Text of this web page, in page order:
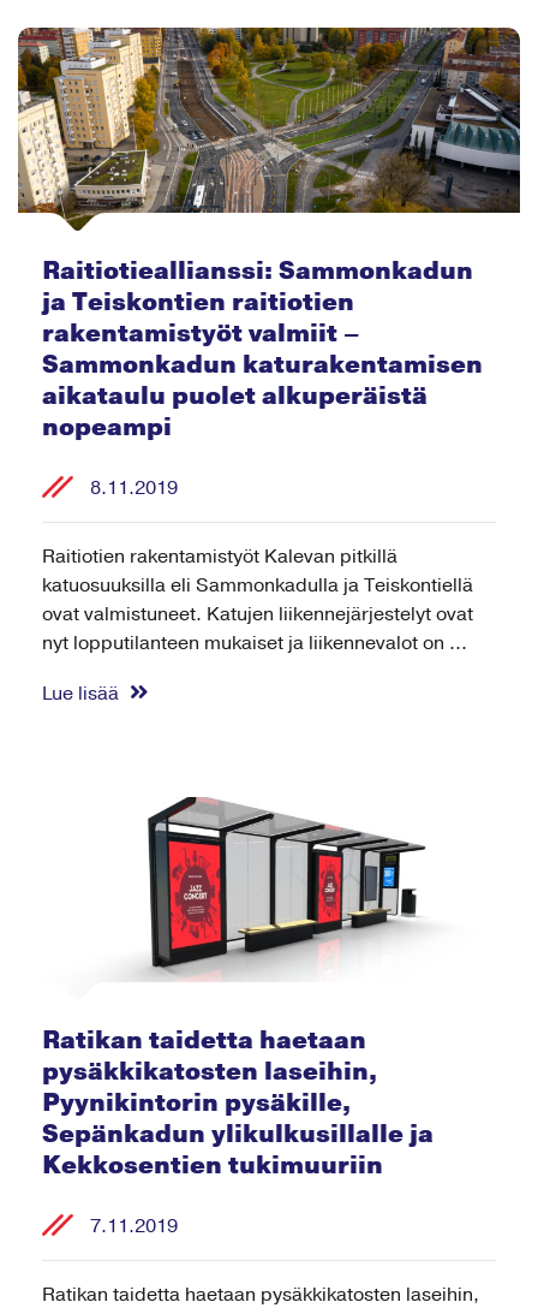
Raitiotieallianssi: Sammonkadun
ja Teiskontien raitiotien
rakentamistyöt valmiit –
Sammonkadun katurakentamisen
aikataulu puolet alkuperäistä
nopeampi
8.11.2019
Raitiotien rakentamistyöt Kalevan pitkillä
katuosuuksilla eli Sammonkadulla ja Teiskontiellä
ovat valmistuneet. Katujen liikennejärjestelyt ovat
nyt lopputilanteen mukaiset ja liikennevalot on ...
Lue lisää
Ratikan taidetta haetaan
pysäkkikatosten laseihin,
Pyynikintorin pysäkille,
Sepänkadun ylikulkusillalle ja
Kekkosentien tukimuuriin
7.11.2019
Ratikan taidetta haetaan pysäkkikatosten laseihin,